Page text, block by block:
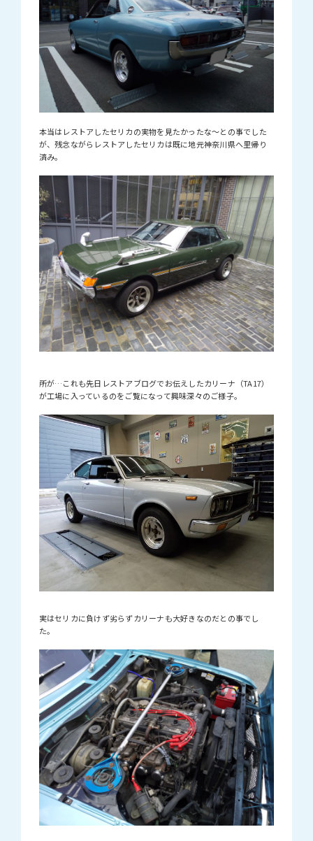
本当はレストアしたセリカの実物を見たかったな～との事でした
が、残念ながらレストアしたセリカは既に地元神奈川県へ里帰り
済み。
所が…これも先日レストアブログでお伝えしたカリーナ（TA17）
が工場に入っているのをご覧になって興味深々のご様子。
実はセリカに負けず劣らずカリーナも大好きなのだとの事でし
た。